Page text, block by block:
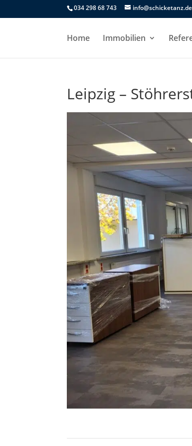
034 298 68 743 info@schicketanz.de
Home Immobilien
Leipzig –